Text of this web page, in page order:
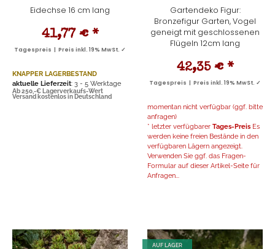
Eidechse 16 cm lang
41,77 € *
Tagespreis | Preis inkl. 19% MwSt. ✓
KNAPPER LAGERBESTAND
aktuelle Lieferzeit: 3 - 5 Werktage
Ab 250,-€ Lagerverkaufs-Wert
Versand kostenlos in Deutschland
Gartendeko Figur:
Bronzefigur Garten, Vogel
geneigt mit geschlossenen
Flügeln 12cm lang
42,35 € *
Tagespreis | Preis inkl. 19% MwSt. ✓
momentan nicht verfügbar (ggf. bitte
anfragen)
* letzter verfügbarer Tages-Preis Es
werden keine freien Bestände in den
verfügbaren Lägern angezeigt.
Verwenden Sie ggf. das Fragen-
Formular auf dieser Artikel-Seite für
Anfragen...
AUF LAGER